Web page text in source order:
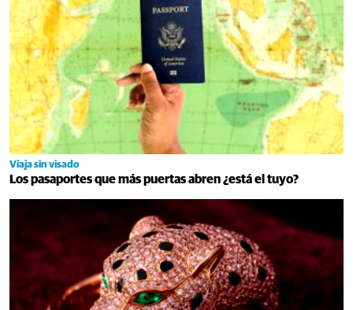
Viaja sin visado
Los pasaportes que más puertas abren ¿está el tuyo?